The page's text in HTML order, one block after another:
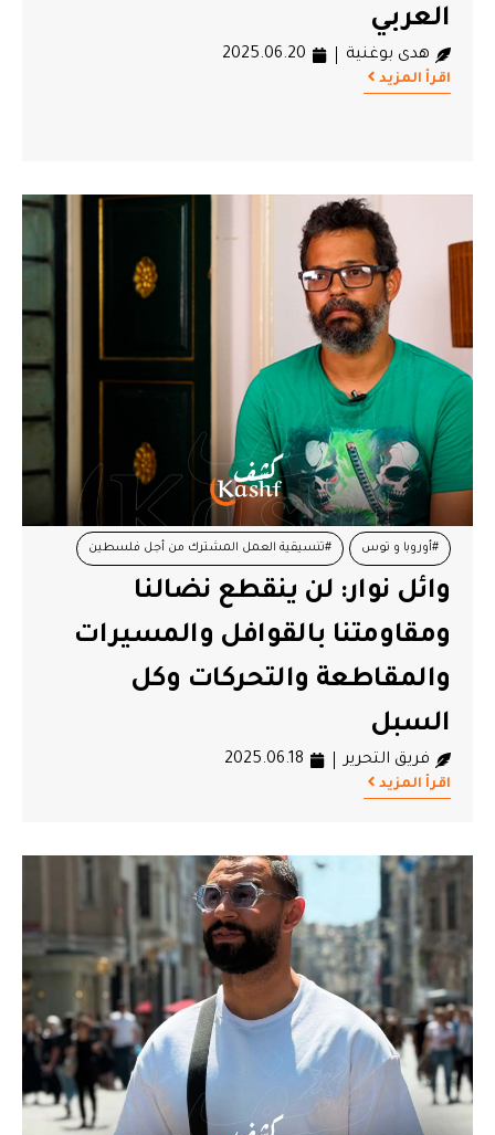
#وائل نوار
العربي
هدى بوغنية 2025.06.20
اقرأ المزيد
#أوروبا و توس #تنسيقية العمل المشترك من أجل فلسطين
#غزة #قافلة الصمود #وائل نوار
وائل نوار: لن ينقطع نضالنا
ومقاومتنا بالقوافل والمسيرات
والمقاطعة والتحركات وكل
السبل
فريق التحرير 2025.06.18
اقرأ المزيد